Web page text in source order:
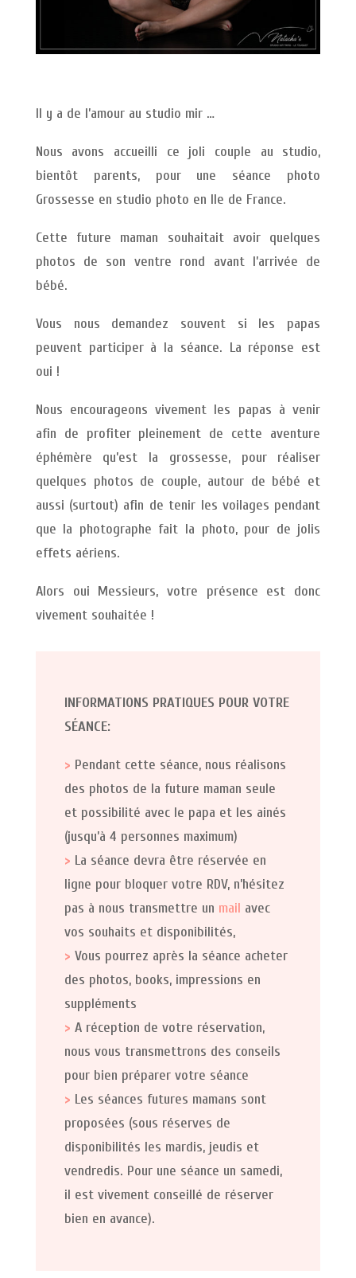
Il y a de l’amour au studio mir …
Nous avons accueilli ce joli couple au studio,
bientôt parents, pour une séance photo
Grossesse en studio photo en Ile de France.
Cette future maman souhaitait avoir quelques
photos de son ventre rond avant l’arrivée de
bébé.
Vous nous demandez souvent si les papas
peuvent participer à la séance. La réponse est
oui !
Nous encourageons vivement les papas à venir
afin de profiter pleinement de cette aventure
éphémère qu’est la grossesse, pour réaliser
quelques photos de couple, autour de bébé et
aussi (surtout) afin de tenir les voilages pendant
que la photographe fait la photo, pour de jolis
effets aériens.
Alors oui Messieurs, votre présence est donc
vivement souhaitée !
INFORMATIONS PRATIQUES POUR VOTRE
SÉANCE:
> Pendant cette séance, nous réalisons
des photos de la future maman seule
et possibilité avec le papa et les ainés
(jusqu’à 4 personnes maximum)
> La séance devra être réservée en
ligne pour bloquer votre RDV, n’hésitez
pas à nous transmettre un mail avec
vos souhaits et disponibilités,
> Vous pourrez après la séance acheter
des photos, books, impressions en
suppléments
> A réception de votre réservation,
nous vous transmettrons des conseils
pour bien préparer votre séance
> Les séances futures mamans sont
proposées (sous réserves de
disponibilités les mardis, jeudis et
vendredis. Pour une séance un samedi,
il est vivement conseillé de réserver
bien en avance).